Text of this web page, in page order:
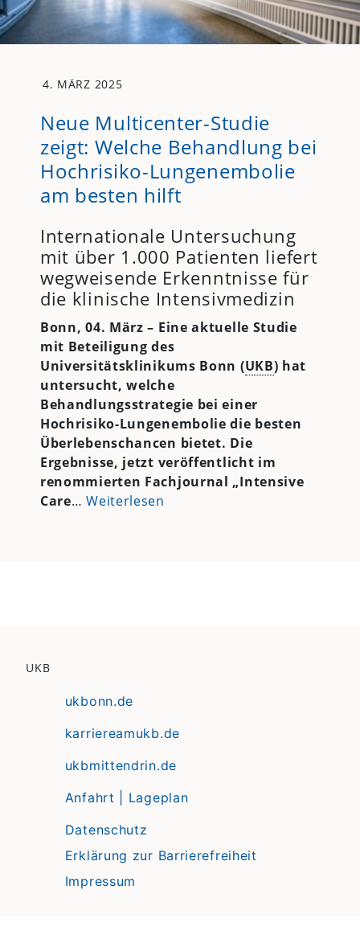
4. MÄRZ 2025
Neue Multicenter-Studie
zeigt: Welche Behandlung bei
Hochrisiko-Lungenembolie
am besten hilft
Internationale Untersuchung
mit über 1.000 Patienten liefert
wegweisende Erkenntnisse für
die klinische Intensivmedizin
Bonn, 04. März – Eine aktuelle Studie
mit Beteiligung des
Universitätsklinikums Bonn (UKB) hat
untersucht, welche
Behandlungsstrategie bei einer
Hochrisiko-Lungenembolie die besten
Überlebenschancen bietet. Die
Ergebnisse, jetzt veröffentlicht im
renommierten Fachjournal „Intensive
Care…Weiterlesen
UKB
ukbonn.de
karriereamukb.de
ukbmittendrin.de
Anfahrt | Lageplan
Datenschutz
Erklärung zur Barrierefreiheit
Impressum